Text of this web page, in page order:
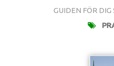
GUIDEN FÖR DIG